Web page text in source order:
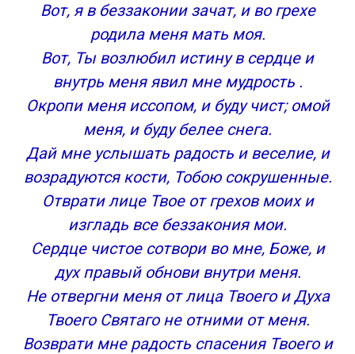
Вот, я в беззаконии зачат, и во грехе
родила меня мать моя.
Вот, Ты возлюбил истину в сердце и
внутрь меня явил мне мудрость .
Окропи меня иссопом, и буду чист; омой
меня, и буду белее снега.
Дай мне услышать радость и веселие, и
возрадуются кости, Тобою сокрушенные.
Отврати лице Твое от грехов моих и
изгладь все беззакония мои.
Сердце чистое сотвори во мне, Боже, и
дух правый обнови внутри меня.
Не отвергни меня от лица Твоего и Духа
Твоего Святаго не отними от меня.
Возврати мне радость спасения Твоего и